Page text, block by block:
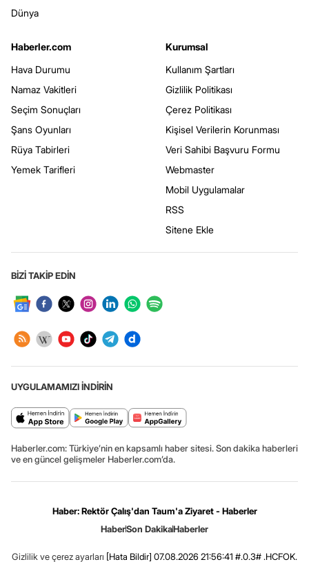
Dünya
Haberler.com
Hava Durumu
Namaz Vakitleri
Seçim Sonuçları
Şans Oyunları
Rüya Tabirleri
Yemek Tarifleri
Kurumsal
Kullanım Şartları
Gizlilik Politikası
Çerez Politikası
Kişisel Verilerin Korunması
Veri Sahibi Başvuru Formu
Webmaster
Mobil Uygulamalar
RSS
Sitene Ekle
BİZİ TAKİP EDİN
UYGULAMAMIZI İNDİRİN
Haberler.com: Türkiye’nin en kapsamlı haber sitesi. Son dakika haberleri
ve en güncel gelişmeler Haberler.com’da.
Haber: Rektör Çalış'dan Taum'a Ziyaret - Haberler
HaberSon DakikaHaberler
Gizlilik ve çerez ayarları [Hata Bildir] 07.08.2026 21:56:41 #.0.3# .HCFOK.